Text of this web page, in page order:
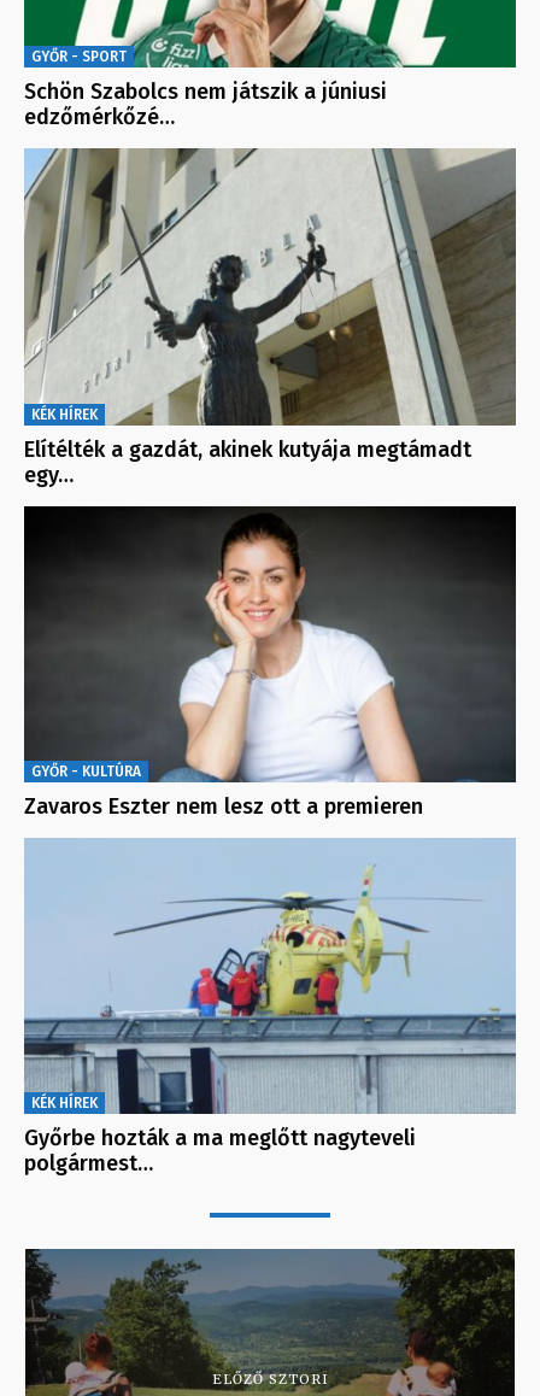
GYŐR - SPORT
Schön Szabolcs nem játszik a júniusi
edzőmérkőzé…
KÉK HÍREK
Elítélték a gazdát, akinek kutyája megtámadt
egy…
GYŐR - KULTÚRA
Zavaros Eszter nem lesz ott a premieren
KÉK HÍREK
Győrbe hozták a ma meglőtt nagyteveli
polgármest…
ELŐZŐ SZTORI